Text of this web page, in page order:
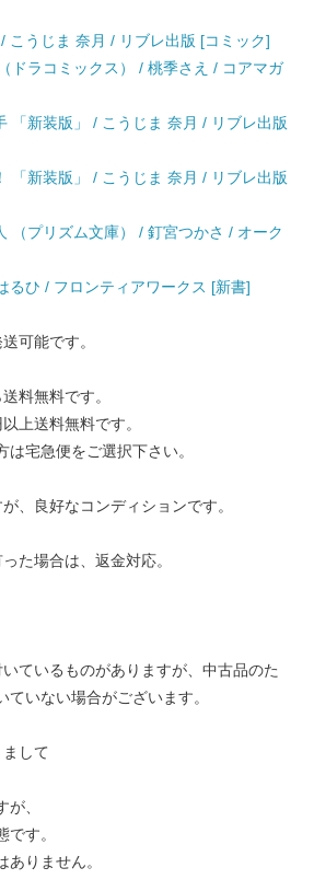
こうじま 奈月 / リブレ出版 [コミック]
ドラコミックス） / 桃季さえ / コアマガ
「新装版」 / こうじま 奈月 / リブレ出版
「新装版」 / こうじま 奈月 / リブレ出版
（プリズム文庫） / 釘宮つかさ / オーク
るひ / フロンティアワークス [新書]
可能です。
料無料です。
上送料無料です。
宅急便をご選択下さい。
、良好なコンディションです。
た場合は、返金対応。
ているものがありますが、中古品のた
いない場合がございます。
して
、
す。
りません。